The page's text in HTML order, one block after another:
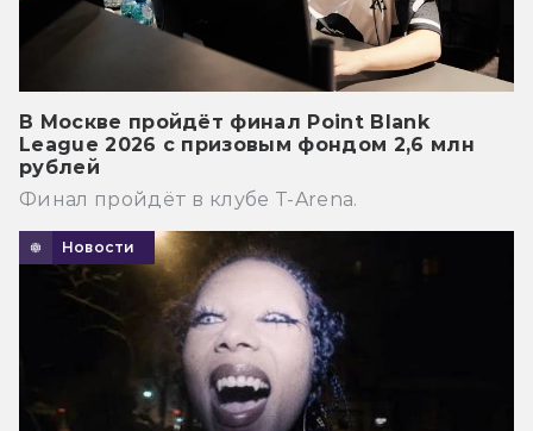
В Москве пройдёт финал Point Blank
League 2026 с призовым фондом 2,6 млн
рублей
Финал пройдёт в клубе T-Arena.
Новости